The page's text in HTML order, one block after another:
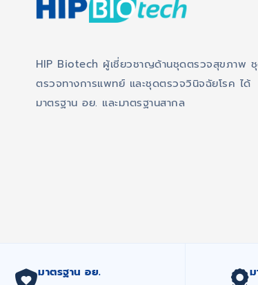
HIP Biotech ผู้เชี่ยวชาญด้านชุดตรวจสุขภาพ
ตรวจทางการแพทย์ และชุดตรวจวินิจฉัยโรค ได้
มาตรฐาน อย. และมาตรฐานสากล
มาตรฐาน อย.